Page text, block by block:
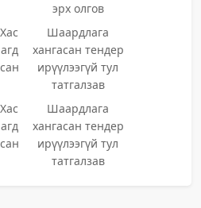
эрх олгов
Хас
агд
сан
Шаардлага
хангасан тендер
ирүүлээгүй тул
татгалзав
Хас
агд
сан
Шаардлага
хангасан тендер
ирүүлээгүй тул
татгалзав